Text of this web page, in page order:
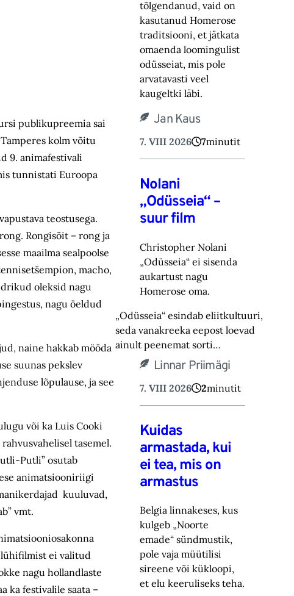
publikupreemia sai
kolm võitu
9. animafestivali
tunnistati Euroopa
teostusega.
Rongisõit – rong ja
maailma sealpoolse
macho,
oleksid nagu
nagu öeldud
naine hakkab mööda
suunas pekslev
lõpulause, ja see
või ka Luis Cooki
tasemel.
Putli” osutab
animatsiooniriigi
kuuluvad,
vmt.
lühifilmist ei valitud
nagu hollandlaste
ka festivalile saata –
tõlgendanud, vaid on
kasutanud Homerose
tra‎ditsiooni, et jätkata
omaenda loomingulist
odüsseiat, mis pole
arvatavasti veel
kaugeltki läbi.‎
Jan Kaus
7. VIII 2026 7minutit
Nolani
„Odüsseia“ –
suur film
Christopher Nolani
„Odüsseia“ ei sisenda
aukartust nagu
Homerose oma.‎
„Odüsseia“ esindab eliitkultuuri,
seda vanakreeka eepost loevad
ainult peenemat sorti…
Linnar Priimägi
7. VIII 2026 2minutit
Kuidas
armastada, kui
ei tea, mis on
armastus
Belgia linnakeses, kus
kulgeb „Noorte
emade“ sündmustik,
pole vaja müütilisi
sireene või kük‎loopi,
et elu keeruliseks teha.